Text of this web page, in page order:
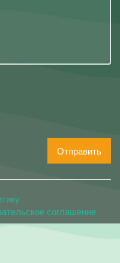
Отправить
соглашение